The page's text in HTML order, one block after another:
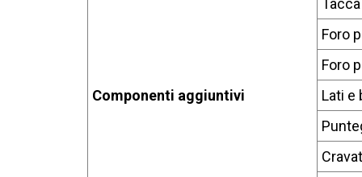
Componenti aggiuntivi
Foro
Foro
Lati e